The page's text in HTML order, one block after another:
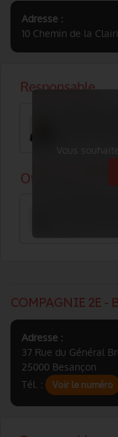
Adresse :
10 Chemin de la
Vous
COMPAGNIE 2E -
Adresse :
37 Rue du Général
25000 Besançon
Tél. :
Voir le numéro